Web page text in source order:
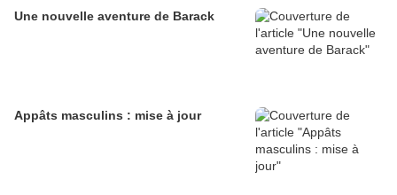
Une nouvelle aventure de Barack
Appâts masculins : mise à jour